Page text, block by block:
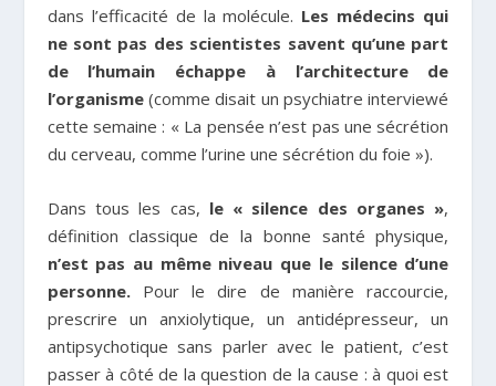
dans l’efficacité de la molécule. Les médecins qui
ne sont pas des scientistes savent qu’une part
de l’humain échappe à l’architecture de
l’organisme(comme disait un psychiatre interviewé
cette semaine : « La pensée n’est pas une sécrétion
du cerveau, comme l’urine une sécrétion du foie »).
Dans tous les cas, le « silence des organes »,
définition classique de la bonne santé physique,
n’est pas au même niveau que le silence d’une
personne.Pour le dire de manière raccourcie,
prescrire un anxiolytique, un antidépresseur, un
antipsychotique sans parler avec le patient, c’est
passer à côté de la question de la cause : à quoi est